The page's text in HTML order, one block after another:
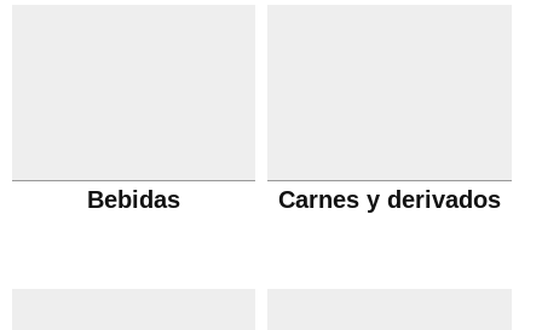
Bebidas Carnes y derivados